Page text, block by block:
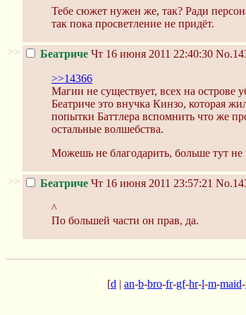
Тебе сюжет нужен же, так? Ради
так пока просветление не придёт.
>> Беатриче Чт 16 июня 2011 22:40:30
>>14366
Магии не существует, всех на острове
Беатриче это внучка Кинзо, которая
попытки Баттлера вспомнить что же
остальные волшебства.
Можешь не благодарить, больше тут не
>> Беатриче Чт 16 июня 2011 23:57:21
^
По большей части он прав, да.
[d | an-b-bro-fr-gf-hr-l-m-maid-